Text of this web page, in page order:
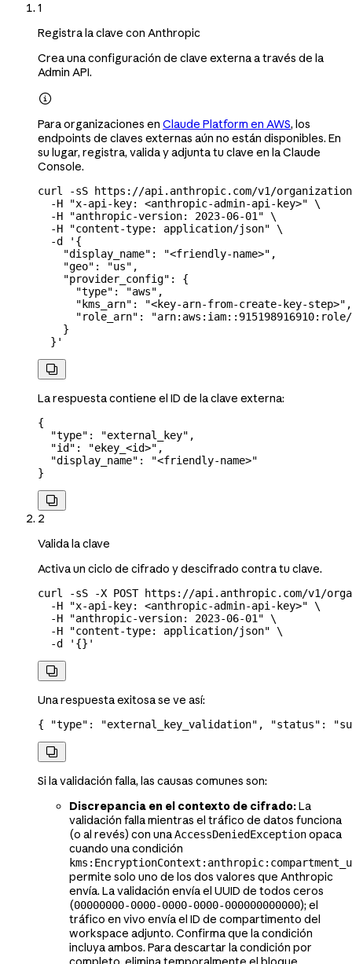
1
Registra la clave con Anthropic
Crea una configuración de clave externa a través de la
Admin API.

Para organizaciones en Claude Platform en AWS, los
endpoints de claves externas aún no están disponibles. En
su lugar, registra, valida y adjunta tu clave en la Claude
Console.
curl -sS https://api.anthropic.com/v1/
  -H
"x-api-key: <anthropic-admin-api-key>" \
  -H
"anthropic-version: 2023-06-01" \
  -H
"content-type: application/json" \
  -d
'{
    "display_name": "<friendly-name>",
    "geo": "us",
    "provider_config": {
      "type": "aws",
      "kms_arn": "<key-arn-from-create-key-step>",
"role_arn":
    }
  }'

La respuesta contiene el ID de la clave externa:
{
  "type"
: "external_key" ,
  "id"
: "ekey_<id>" ,
  "display_name"
:
"<friendly-name>"
}

2
Valida la clave
Activa un ciclo de cifrado y descifrado contra tu clave.
curl -sS -X POST https://api.anthropic.com/v1/
  -H
"x-api-key: <anthropic-admin-api-key>" \
  -H
"anthropic-version: 2023-06-01" \
  -H
"content-type: application/json" \
  -d
'{}'

Una respuesta exitosa se ve así:
{ "type" : "external_key_validation" , "status" :

Si la validación falla, las causas comunes son:
Discrepancia en el contexto de cifrado:La
validación falla mientras el tráfico de datos funciona
(o al revés) con unaAccessDeniedExceptionopaca
cuando una condición
permite solo uno de los dos valores que Anthropic
envía. La validación envía el UUID de todos ceros
(00000000-0000-0000-0000-000000000000); el
tráfico en vivo envía el ID de compartimento del
workspace adjunto. Confirma que la condición
incluya ambos. Para descartar la condición por